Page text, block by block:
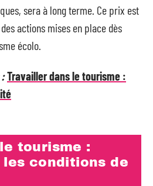
sera à long terme. Ce prix est
actions mises en place dès
écolo.
Travailler dans le tourisme :
tourisme :
conditions de